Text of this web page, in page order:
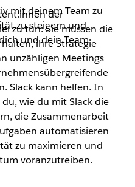
mit deinem Team zu
zu steigern und
und dein Team
der
zu tun: Sie müssen die
ihre Strategie
unzähligen Meetings
Slack kann helfen. In
wie du mit Slack die
die Zusammenarbeit
automatisieren
zu maximieren und
voranzutreiben.